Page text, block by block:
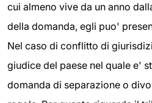
cui almeno vive da un anno
della domanda, egli puo'
Nel caso di conflitto di
giudice del paese nel quale e'
domanda di separazione o